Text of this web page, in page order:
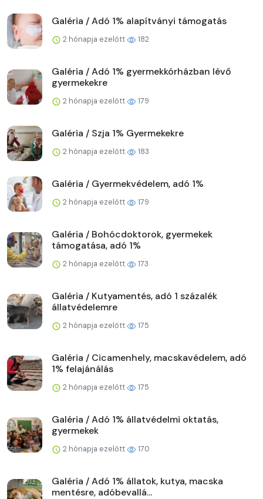
Galéria / Adó 1% alapítványi támogatás
2 hónapja ezelőtt 182
Galéria / Adó 1% gyermekkórházban lévő
gyermekekre
2 hónapja ezelőtt 179
Galéria / Szja 1% Gyermekekre
2 hónapja ezelőtt 183
Galéria / Gyermekvédelem, adó 1%
2 hónapja ezelőtt 179
Galéria / Bohócdoktorok, gyermekek
támogatása, adó 1%
2 hónapja ezelőtt 173
Galéria / Kutyamentés, adó 1 százalék
állatvédelemre
2 hónapja ezelőtt 175
Galéria / Cicamenhely, macskavédelem, adó
1% felajánálás
2 hónapja ezelőtt 175
Galéria / Adó 1% állatvédelmi oktatás,
gyermekek
2 hónapja ezelőtt 170
Galéria / Adó 1% állatok, kutya, macska
mentésre, adóbevallá...